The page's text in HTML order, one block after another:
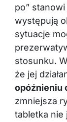
po”
występują
sytuacje
stosunku.
że jej
opóźnieniu
zmniejsza
tabletka nie